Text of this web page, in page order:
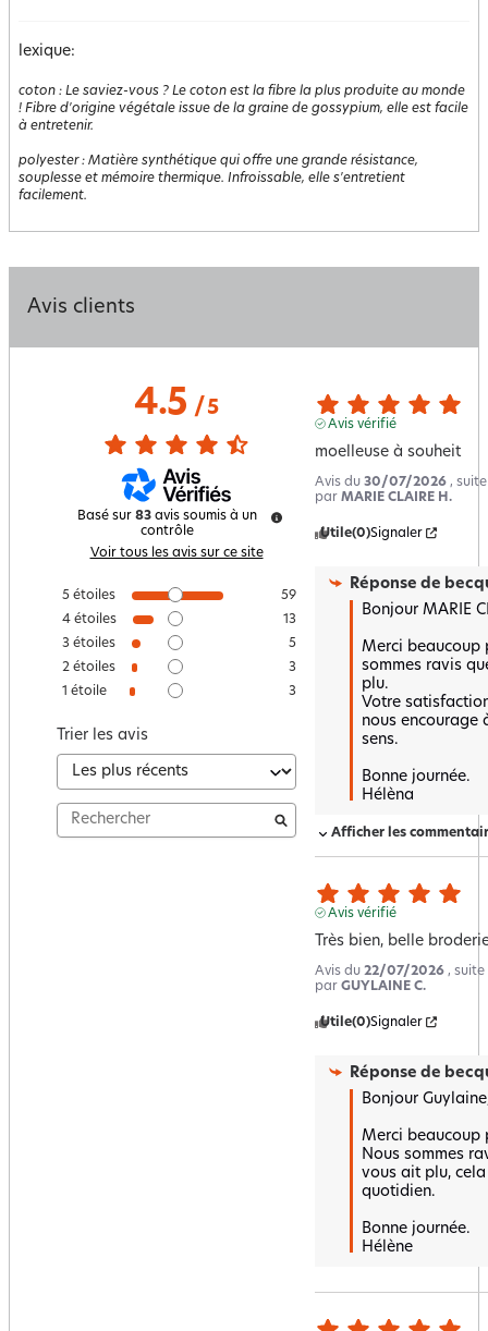
lexique:
coton : Le saviez-vous ? Le coton est la fibre la plus produite au monde
! Fibre d'origine végétale issue de la graine de gossypium, elle est facile
à entretenir.
polyester: Matière synthétique qui offre une grande résistance,
souplesse et mémoire thermique. Infroissable, elle s'entretient
facilement.
Avis clients
4.5/ 5
Basé sur 83 avis soumis à un
contrôle
Voir tous les avis sur ce site
5 étoiles
59
4 étoiles
13
3 étoiles
5
2 étoiles
3
1 étoile 3
Trier les avis
Avis vérifié
moelleuse à souheit
Avis du 30/07/2026 ,
par MARIE CLAIRE H.
Utile(0)Signaler
Réponse de
Bonjour MARIE
Merci beaucoup
sommes ravis
plu.
Votre
nous encourage
sens.
Bonne journée.
Hélèna
Afficher les
Avis vérifié
Très bien, belle
Avis du 22/07/2026 , suite
par GUYLAINE C.
Utile(0)Signaler
Réponse de
Bonjour
Merci
Nous sommes
vous ait plu,
quotidien.
Bonne journée.
Hélène